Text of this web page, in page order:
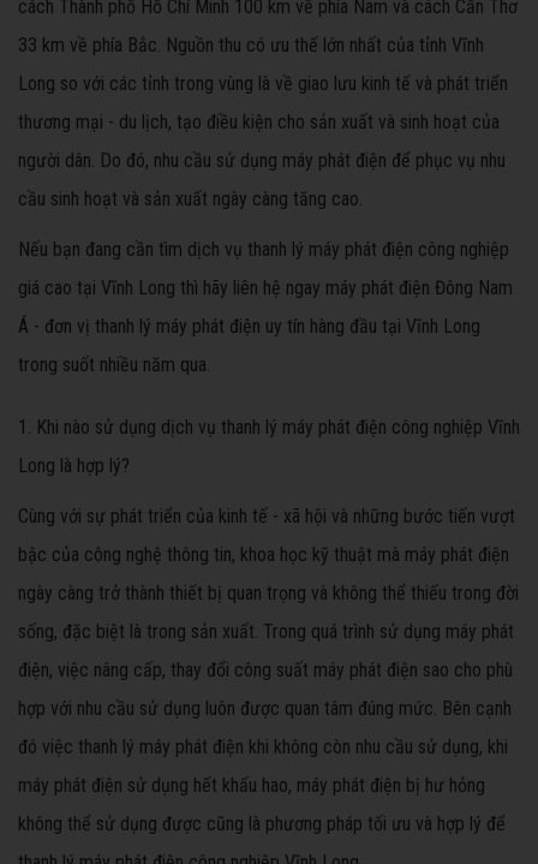
cách Thành phố Hồ Chí Minh 100 km về phía Nam và cách Cần Thơ
33 km về phía Bắc. Nguồn thu có ưu thế lớn nhất của tỉnh Vĩnh
Long so với các tỉnh trong vùng là về giao lưu kinh tế và phát triển
thương mại - du lịch, tạo điều kiện cho sản xuất và sinh hoạt của
người dân. Do đó, nhu cầu sử dụng máy phát điện để phục vụ nhu
cầu sinh hoạt và sản xuất ngày càng tăng cao.
Nếu bạn đang cần tìm dịch vụ thanh lý máy phát điện công nghiệp
giá cao tại Vĩnh Long thì hãy liên hệ ngay máy phát điện Đông Nam
Á - đơn vị thanh lý máy phát điện uy tín hàng đầu tại Vĩnh Long
trong suốt nhiều năm qua.
1. Khi nào sử dụng dịch vụ thanh lý máy phát điện công nghiệp Vĩnh
Long là hợp lý?
Cùng với sự phát triển của kinh tế - xã hội và những bước tiến vượt
bậc của công nghệ thông tin, khoa học kỹ thuật mà máy phát điện
ngày càng trở thành thiết bị quan trọng và không thể thiếu trong đời
sống, đặc biệt là trong sản xuất. Trong quá trình sử dụng máy phát
điện, việc nâng cấp, thay đổi công suất máy phát điện sao cho phù
hợp với nhu cầu sử dụng luôn được quan tâm đúng mức. Bên cạnh
đó việc thanh lý máy phát điện khi không còn nhu cầu sử dụng, khi
máy phát điện sử dụng hết khấu hao, máy phát điện bị hư hỏng
không thể sử dụng được cũng là phương pháp tối ưu và hợp lý để